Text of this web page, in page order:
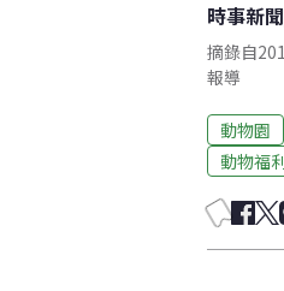
時事新聞
摘錄自
報導
動物園
動物福